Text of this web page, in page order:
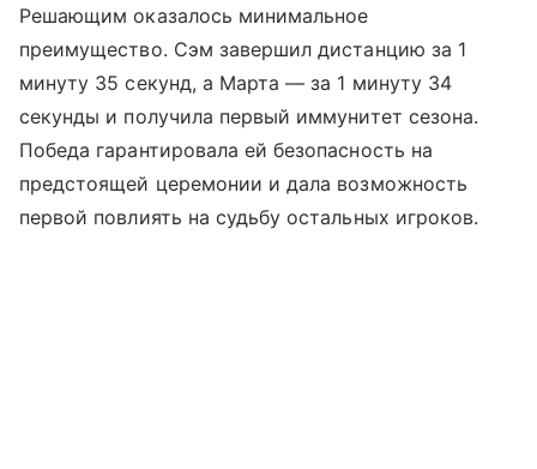
Решающим оказалось минимальное
преимущество. Сэм завершил дистанцию за 1
минуту 35 секунд, а Марта — за 1 минуту 34
секунды и получила первый иммунитет сезона.
Победа гарантировала ей безопасность на
предстоящей церемонии и дала возможность
первой повлиять на судьбу остальных игроков.